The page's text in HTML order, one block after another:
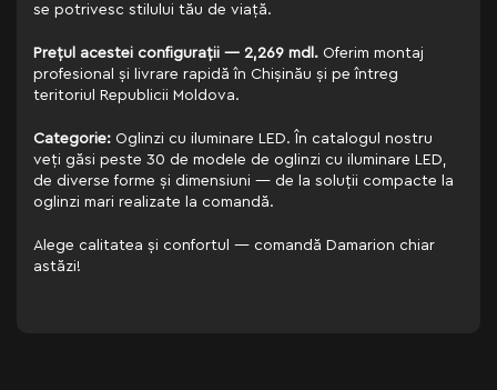
se potrivesc stilului tău de viață.
Prețul acestei configurații — 2,269 mdl. Oferim montaj
profesional și livrare rapidă în Chișinău și pe întreg
teritoriul Republicii Moldova.
Categorie: Oglinzi cu iluminare LED. În catalogul nostru
veți găsi peste 30 de modele de oglinzi cu iluminare LED,
de diverse forme și dimensiuni — de la soluții compacte la
oglinzi mari realizate la comandă.
Alege calitatea și confortul — comandă Damarion chiar
astăzi!